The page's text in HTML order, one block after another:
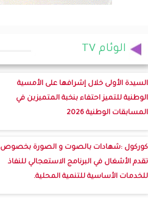
الوئام TV
السيدة الأولى خلال إشرافها على الأمسية
الوطنية للتميز احتفاء بنخبة المتميزين في
المسابقات الوطنية 2026
كوركول :شهادات بالصوت و الصورة بخصوص
تقدم الأشغال في البرنامج الاستعجالي للنفاذ
للخدمات الأساسية للتنمية المحلية.